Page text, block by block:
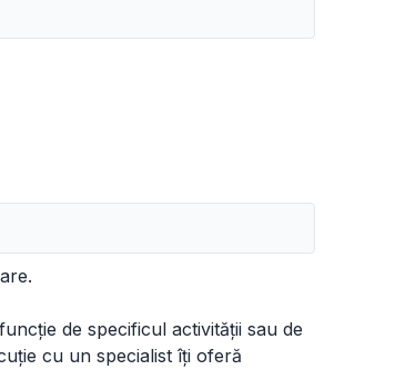
de specificul activității sau de
cu un specialist îți oferă